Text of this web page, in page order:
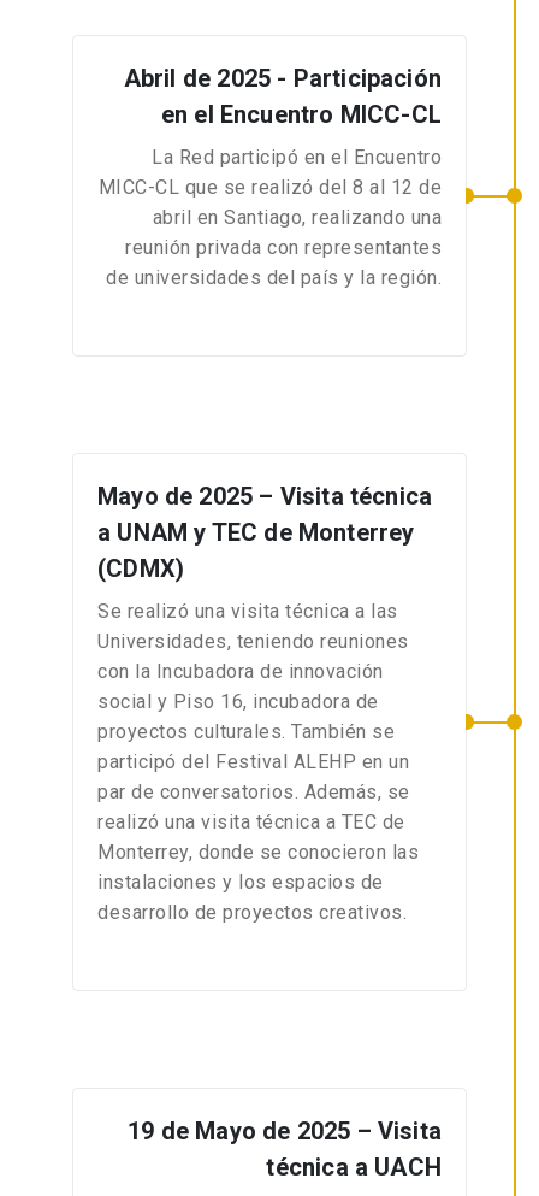
Abril de 2025 - Participación
en el Encuentro MICC-CL
La Red participó en el Encuentro
MICC-CL que se realizó del 8 al 12 de
abril en Santiago, realizando una
reunión privada con representantes
de universidades del país y la región.
Mayo de 2025 – Visita técnica
a UNAM y TEC de Monterrey
(CDMX)
Se realizó una visita técnica a las
Universidades, teniendo reuniones
con la Incubadora de innovación
social y Piso 16, incubadora de
proyectos culturales. También se
participó del Festival ALEHP en un
par de conversatorios. Además, se
realizó una visita técnica a TEC de
Monterrey, donde se conocieron las
instalaciones y los espacios de
desarrollo de proyectos creativos.
19 de Mayo de 2025 – Visita
técnica a UACH